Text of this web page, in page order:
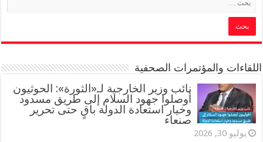
اللقاءات والمؤتمرات الصحفية
‏نائب وزير الخارجية لـ«الثورة»: الحوثيون
أوصلوا جهود السلام إلى طريق مسدود
وخيار استعادة الدولة باقٍ حتى تحرير
صنعاء
يوليو 30, 2026